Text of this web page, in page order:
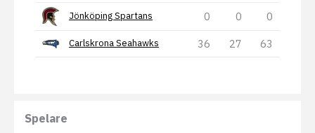
Jönköping Spartans 0 0 0
Carlskrona Seahawks 36 27 63
Spelare